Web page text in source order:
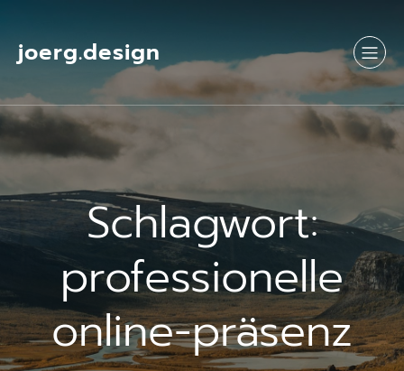
joerg.design
Schlagwort:
professionelle
online-präsenz